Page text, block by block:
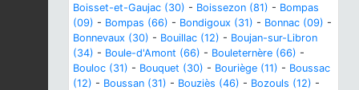
Boisset-et-Gaujac (30) - Boissezon (81) - Bompas
(09) - Bompas (66) - Bondigoux (31) - Bonnac (09) -
Bonnevaux (30) - Bouillac (12) - Boujan-sur-Libron
(34) - Boule-d'Amont (66) - Bouleternère (66) -
Bouloc (31) - Bouquet (30) - Bouriège (11) - Boussac
(12) - Boussan (31) - Bouziès (46) - Bozouls (12) -